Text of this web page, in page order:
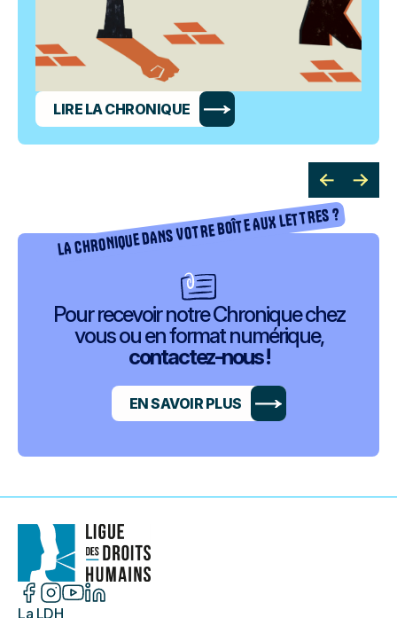
LIRE LA CHRONIQUE
LA CHRONIQUE DANS VOTRE BOÎTE AUX LETTRES ?
Pour recevoir notre Chronique chez
vous ou en format numérique,
contactez-nous !
EN SAVOIR PLUS
La LDH